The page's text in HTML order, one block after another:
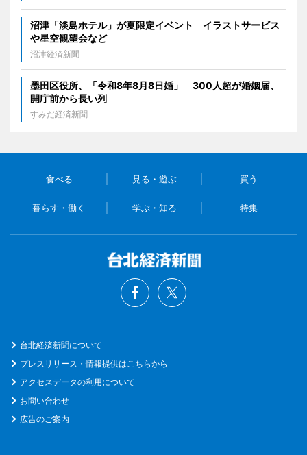
沼津「淡島ホテル」が夏限定イベント イラストサービス
や星空観望会など
沼津経済新聞
墨田区役所、「令和8年8月8日婚」 300人超が婚姻届、
開庁前から長い列
すみだ経済新聞
食べる 見る・遊ぶ 買う
暮らす・働く 学ぶ・知る 特集
台北経済新聞について
プレスリリース・情報提供はこちらから
アクセスデータの利用について
お問い合わせ
広告のご案内